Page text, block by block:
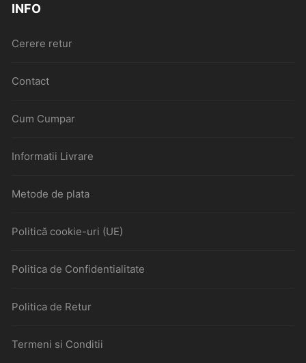
INFO
Cerere retur
Contact
Cum Cumpar
Informatii Livrare
Metode de plata
Politică cookie-uri (UE)
Politica de Confidentialitate
Politica de Retur
Termeni si Conditii